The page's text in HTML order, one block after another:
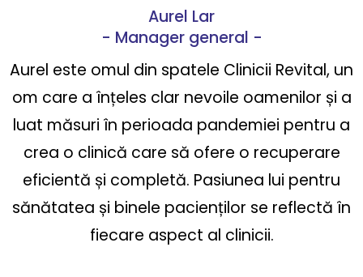
Aurel Lar
- Manager general -
Aurel este omul din spatele Clinicii Revital, un
om care a înțeles clar nevoile oamenilor și a
luat măsuri în perioada pandemiei pentru a
crea o clinică care să ofere o recuperare
eficientă și completă. Pasiunea lui pentru
sănătatea și binele pacienților se reflectă în
fiecare aspect al clinicii.